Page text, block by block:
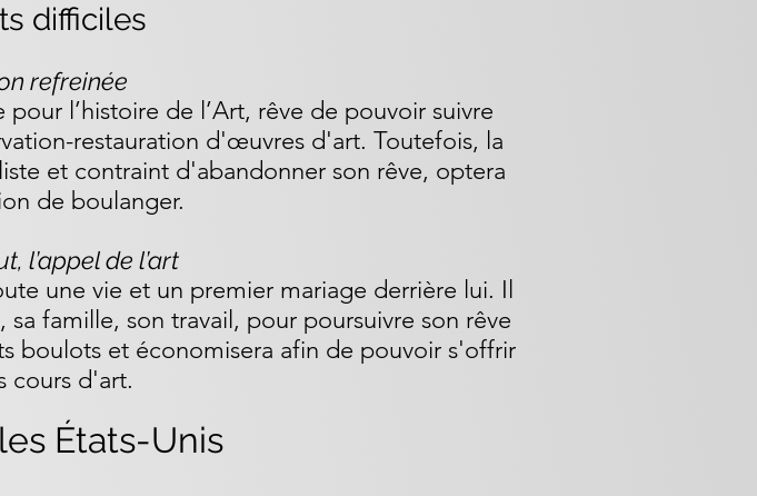
difficiles
refreinée
l’histoire de l’Art, rêve de pouvoir suivre
restauration d'œuvres d'art. Toutefois, la
et contraint d'abandonner son rêve, optera
de boulanger.
l’appel de l’art
une vie et un premier mariage derrière lui. Il
famille, son travail, pour poursuivre son rêve
boulots et économisera afin de pouvoir s'offrir
cours d'art.
États-Unis